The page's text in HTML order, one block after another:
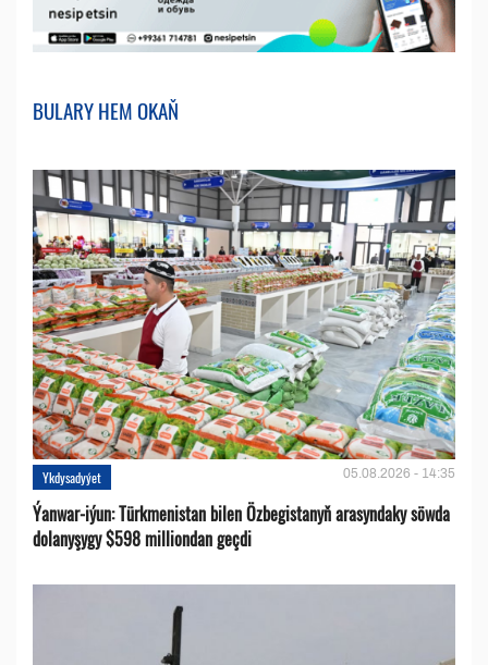
BULARY HEM OKAŇ
Ykdysadyýet 05.08.2026 - 14:35
Ýanwar-iýun: Türkmenistan bilen Özbegistanyň arasyndaky söwda
dolanyşygy $598 milliondan geçdi